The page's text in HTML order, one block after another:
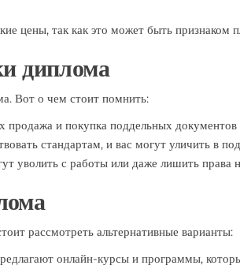
цены, так как это может быть признаком
диплома
Вот о чем стоит помнить:
продажа и покупка поддельных
стандартам, и вас могут уличить в
уволить с работы или даже лишить права
рассмотреть альтернативные варианты:
онлайн-курсы и программы,